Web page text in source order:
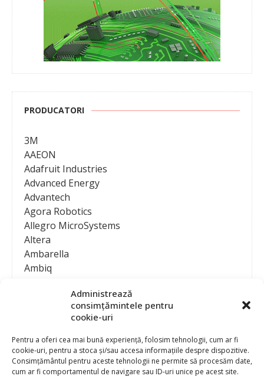
Administrează
consimțămintele pentru
cookie-uri
Pentru a oferi cea mai bună experiență, folosim tehnologii, cum ar fi
cookie-uri, pentru a stoca și/sau accesa informațiile despre dispozitive.
Consimțământul pentru aceste tehnologii ne permite să procesăm date,
cum ar fi comportamentul de navigare sau ID-uri unice pe acest site.
PRODUCATORI
3M
AAEON
Adafruit Industries
Advanced Energy
Advantech
Agora Robotics
Allegro MicroSystems
Altera
Ambarella
Ambiq
Analog Devices
Anritsu Corporation
Ansys
APS
Arduino